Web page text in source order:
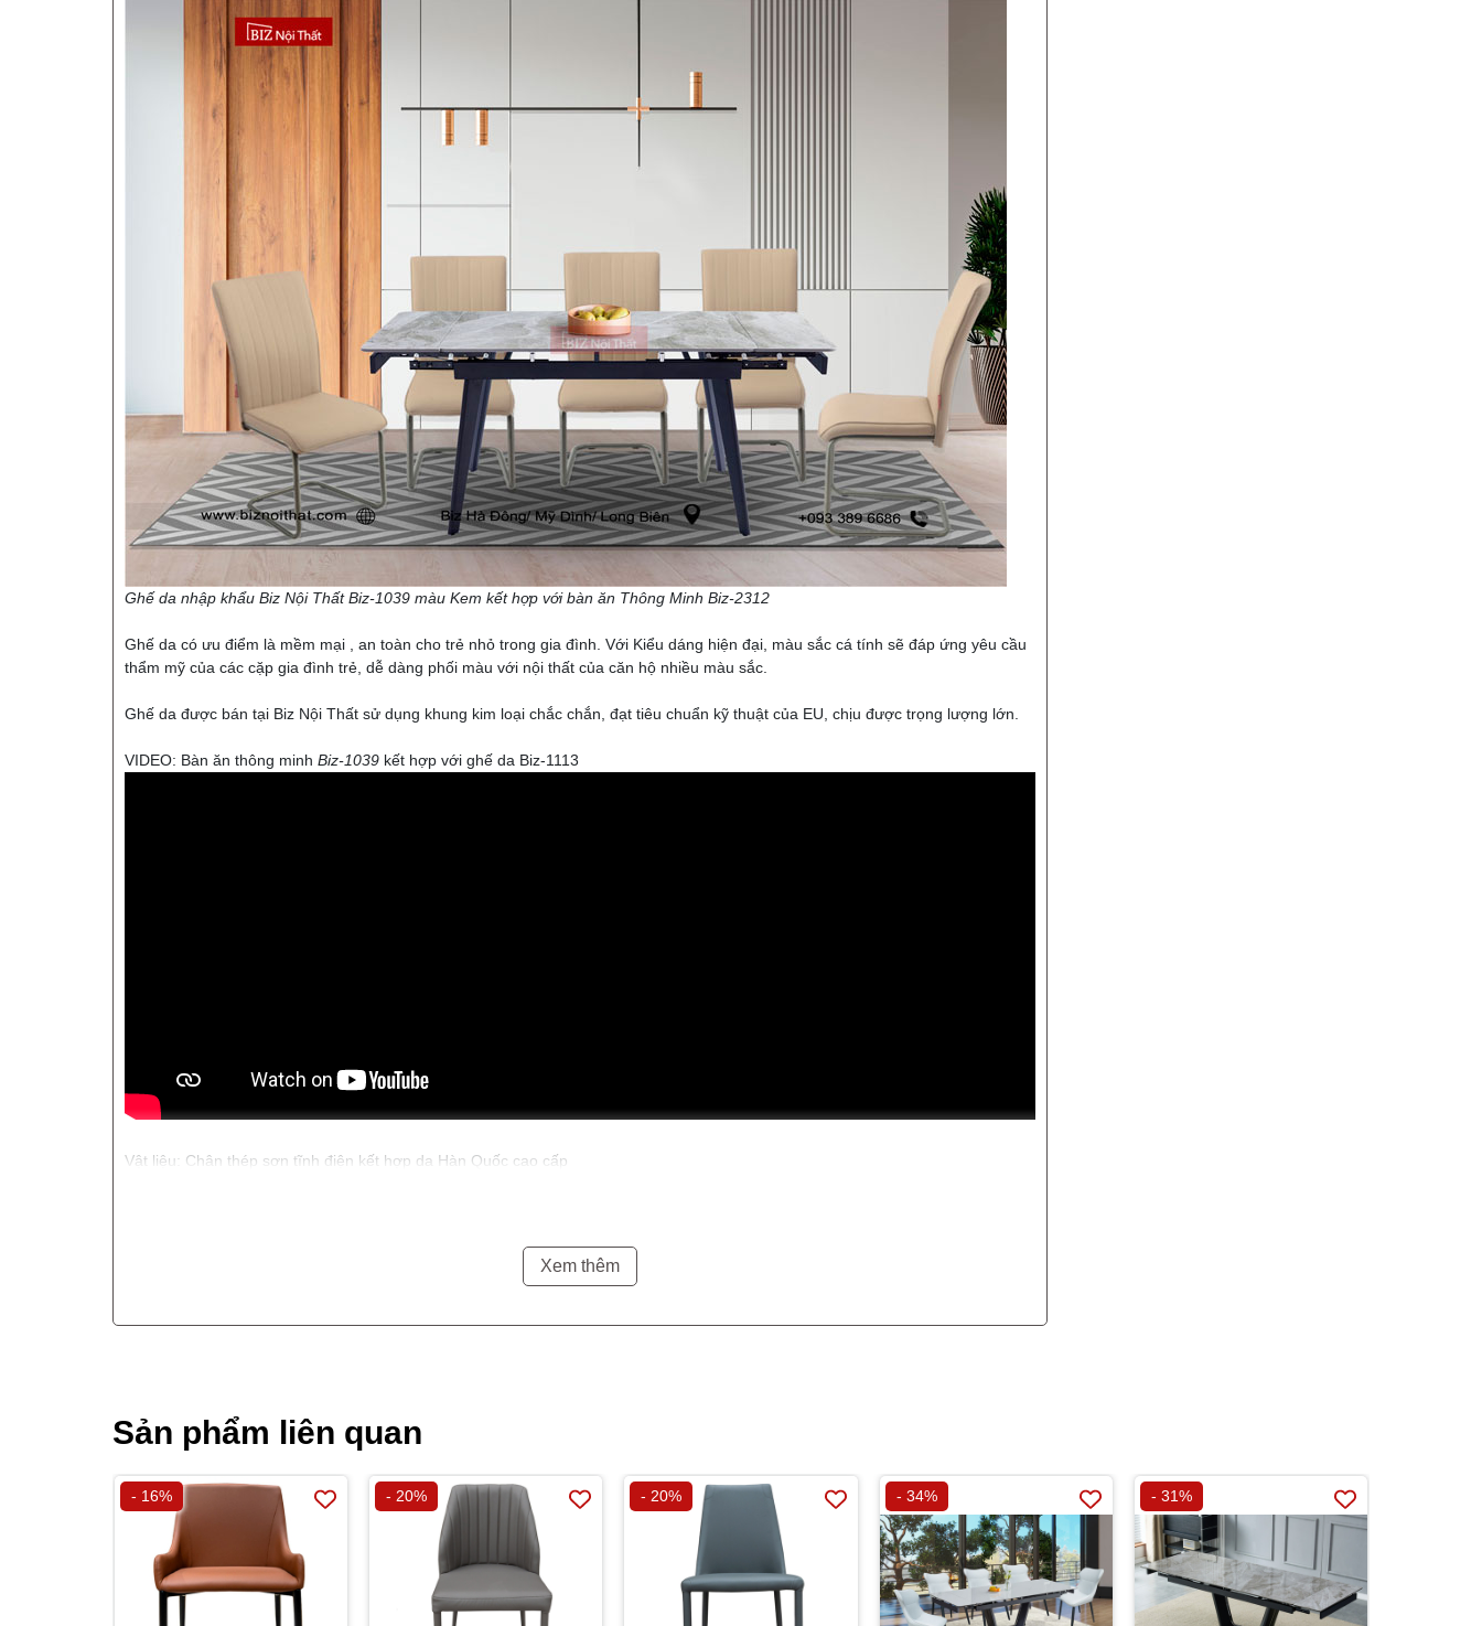
Ghế da nhập khẩu Biz Nội Thất Biz-1039 màu Kem kết hợp với bàn ăn Thông Minh Biz-2312
Ghế da có ưu điểm là mềm mại , an toàn cho trẻ nhỏ trong gia đình. Với Kiểu dáng hiện đại, màu sắc cá tính sẽ đáp ứng yêu cầu
thẩm mỹ của các cặp gia đình trẻ, dễ dàng phối màu với nội thất của căn hộ nhiều màu sắc.
Ghế da được bán tại Biz Nội Thất sử dụng khung kim loại chắc chắn, đạt tiêu chuẩn kỹ thuật của EU, chịu được trọng lượng lớn.
VIDEO: Bàn ăn thông minh Biz-1039 kết hợp với ghế da Biz-1113
Vật liệu: Chân thép sơn tĩnh điện kết hợp da Hàn Quốc cao cấp
Xem thêm
Sản phẩm liên quan
- 16% - 20% - 20% - 34% - 31%